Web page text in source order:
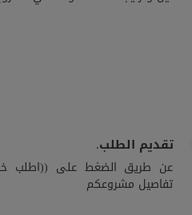
تقديم الطلب.
عن طريق الضغط على ((اطلب
تفاصيل مشروعكم